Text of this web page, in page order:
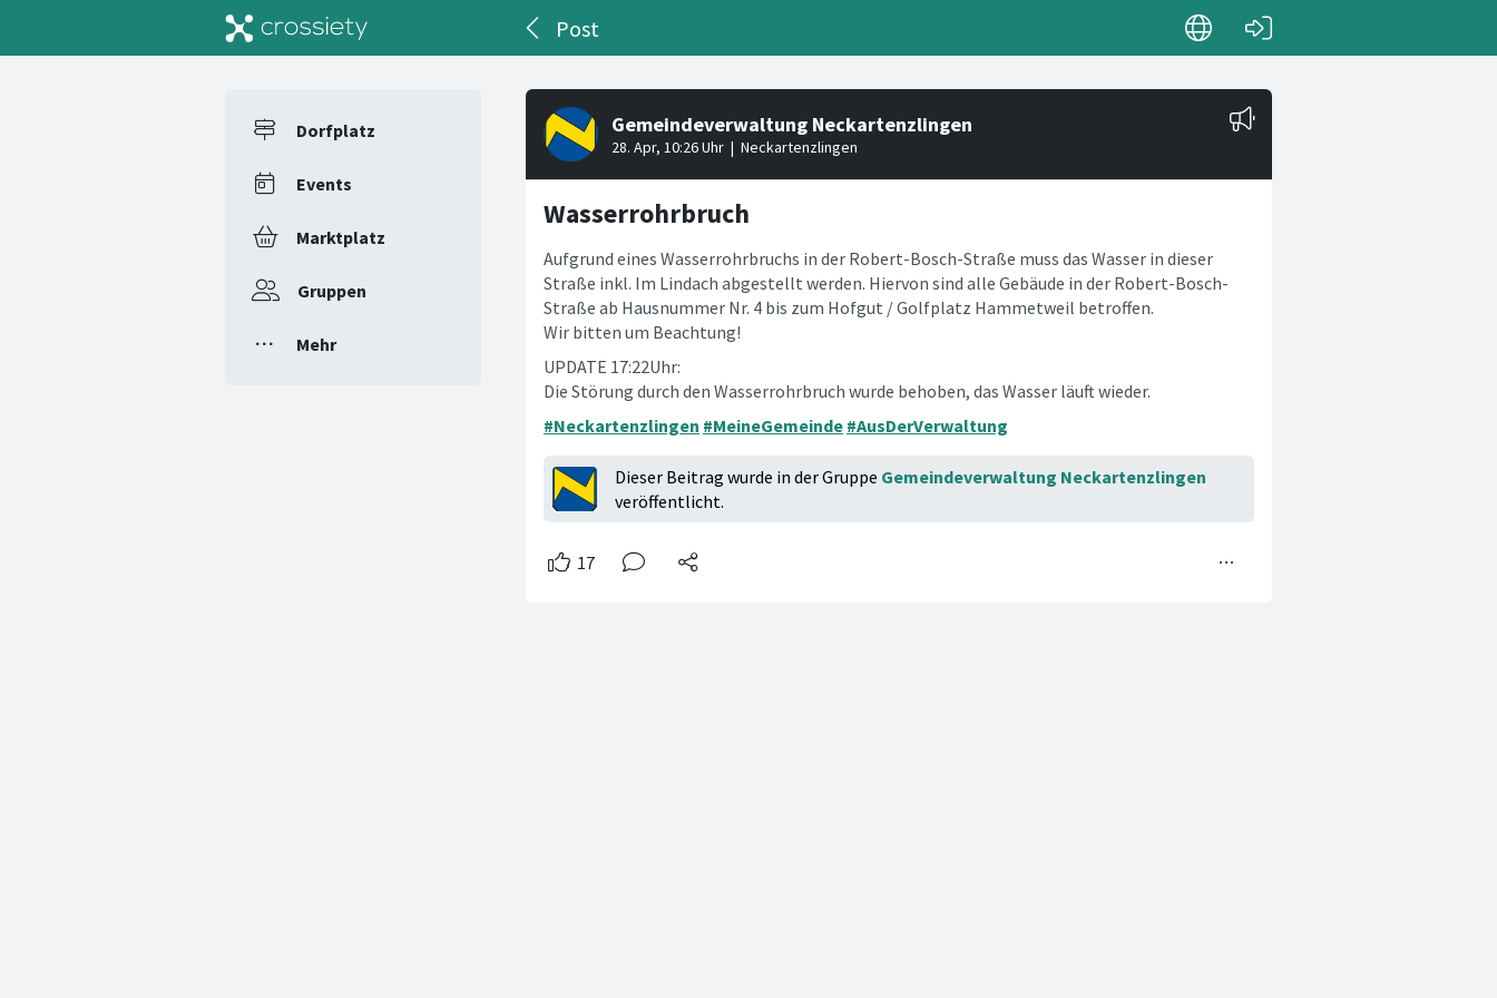
Post
Dorfplatz
Events
Marktplatz
Gruppen
Mehr
Wasserrohrbruch
Aufgrund eines Wasserrohrbruchs in der Robert-Bosch-Straße muss das Wasser in dieser
Straße inkl. Im Lindach abgestellt werden. Hiervon sind alle Gebäude in der Robert-Bosch-
Straße ab Hausnummer Nr. 4 bis zum Hofgut / Golfplatz Hammetweil betroffen.
Wir bitten um Beachtung!
UPDATE 17:22Uhr:
Die Störung durch den Wasserrohrbruch wurde behoben, das Wasser läuft wieder.
#Neckartenzlingen #MeineGemeinde #AusDerVerwaltung
Dieser Beitrag wurde in der Gruppe Gemeindeverwaltung Neckartenzlingen
veröffentlicht.